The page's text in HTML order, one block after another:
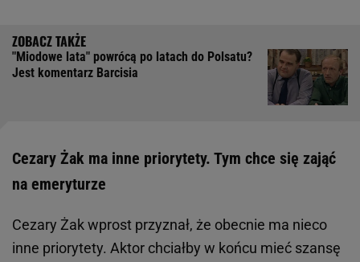
"Miodowe lata" powrócą po latach do Polsatu?
Jest komentarz Barcisia
Cezary Żak ma inne priorytety. Tym chce się zająć
na emeryturze
Cezary Żak wprost przyznał, że obecnie ma nieco
inne priorytety. Aktor chciałby w końcu mieć szansę